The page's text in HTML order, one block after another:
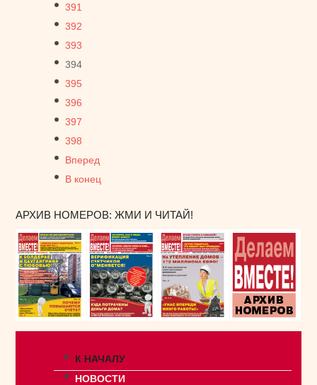
391
392
393
394
395
396
397
398
Вперед
В конец
АРХИВ НОМЕРОВ: ЖМИ И ЧИТАЙ!
К НАЧАЛУ
НОВОСТИ